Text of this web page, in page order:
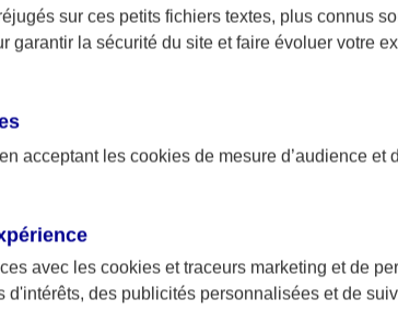
sur ces petits fichiers textes, plus connus
garantir la sécurité du site et faire évoluer votre
acceptant les cookies de mesure d’audience et
avec les cookies et traceurs marketing et de
d'intérêts, des publicités personnalisées et de